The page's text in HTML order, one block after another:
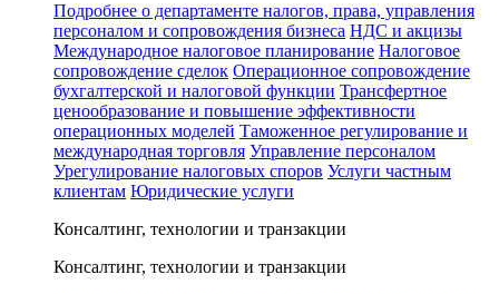
Подробнее о департаменте налогов, права, управления
персоналом и сопровождения бизнеса НДС и акцизы
Международное налоговое планирование Налоговое
сопровождение сделок Операционное сопровождение
бухгалтерской и налоговой функции Трансфертное
ценообразование и повышение эффективности
операционных моделей Таможенное регулирование и
международная торговля Управление персоналом
Урегулирование налоговых споров Услуги частным
клиентам Юридические услуги
Консалтинг, технологии и транзакции
Консалтинг, технологии и транзакции